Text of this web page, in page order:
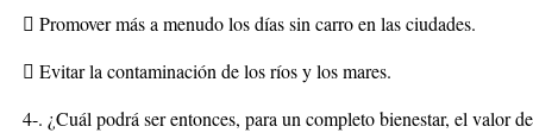
 Promover más a menudo los días sin carro en las ciudades.
 Evitar la contaminación de los ríos y los mares.
4-. ¿Cuál podrá ser entonces, para un completo bienestar, el valor